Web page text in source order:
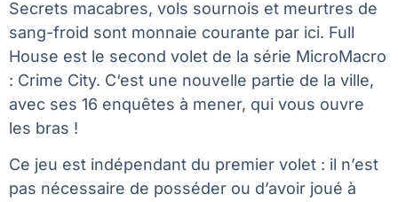
Secrets macabres, vols sournois et meurtres de
sang-froid sont monnaie courante par ici. Full
House est le second volet de la série MicroMacro
: Crime City. C‘est une nouvelle partie de la ville,
avec ses 16 enquêtes à mener, qui vous ouvre
les bras !
Ce jeu est indépendant du premier volet : il n’est
pas nécessaire de posséder ou d’avoir joué à